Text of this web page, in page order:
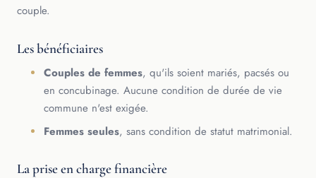
couple.
Les bénéficiaires
Couples de femmes, qu'ils soient mariés, pacsés ou
en concubinage. Aucune condition de durée de vie
commune n'est exigée.
Femmes seules, sans condition de statut matrimonial.
La prise en charge financière